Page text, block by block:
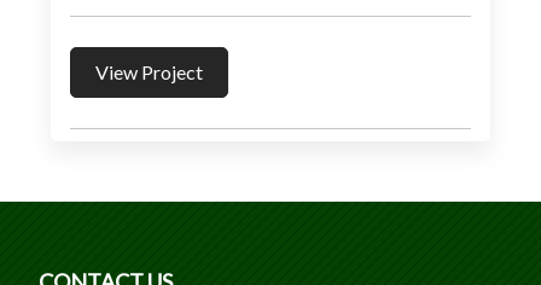
View Project